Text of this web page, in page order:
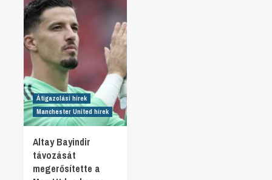
Átigazolási hírek
Manchester United hírek
Altay Bayindir
távozását
megerősítette a